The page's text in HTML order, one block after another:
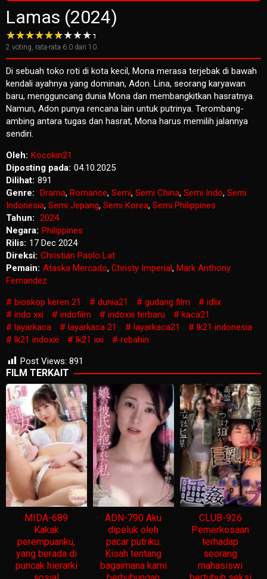
Lamas (2024)
2 voting, rata-rata 6.0 dari 10
Di sebuah toko roti di kota kecil, Mona merasa terjebak di bawah
kendali ayahnya yang dominan, Adon. Lina, seorang karyawan
baru, mengguncang dunia Mona dan membangkitkan hasratnya.
Namun, Adon punya rencana lain untuk putrinya. Terombang-
ambing antara tugas dan hasrat, Mona harus memilih jalannya
sendiri.
Oleh: Kocokin21
Diposting pada: 04.10.2025
Dilihat: 891
Genre:
Drama, Romance, Semi, Semi China, Semi Indo, Semi
Indonesia, Semi Jepang, Semi Korea, Semi Philippines
Tahun: 2024
Negara: Philippines
Rilis: 17 Dec 2024
Direksi: Christian Paolo Lat
Pemain: Ataska Mercado, Christy Imperial, Mark Anthony
Fernandez
bioskop keren 21
dunia21 gudang film
idlix
indo xxi
indofilm indoxxi terbaru
kaca21
layarkaca
layarkaca 21 layarkaca21
lk21 indonesia
lk21 indoxxi
lk21 xxi
rebahin
Post Views: 891
FILM TERKAIT
MIDA-689
Kakak
perempuanku,
yang berada di
puncak hierarki
ADN-790 Aku
dipeluk oleh
pacar putriku.
Kisah tentang
bagaimana kami
CLUB-926
Pemerkosaan
terhadap
seorang
mahasiswi